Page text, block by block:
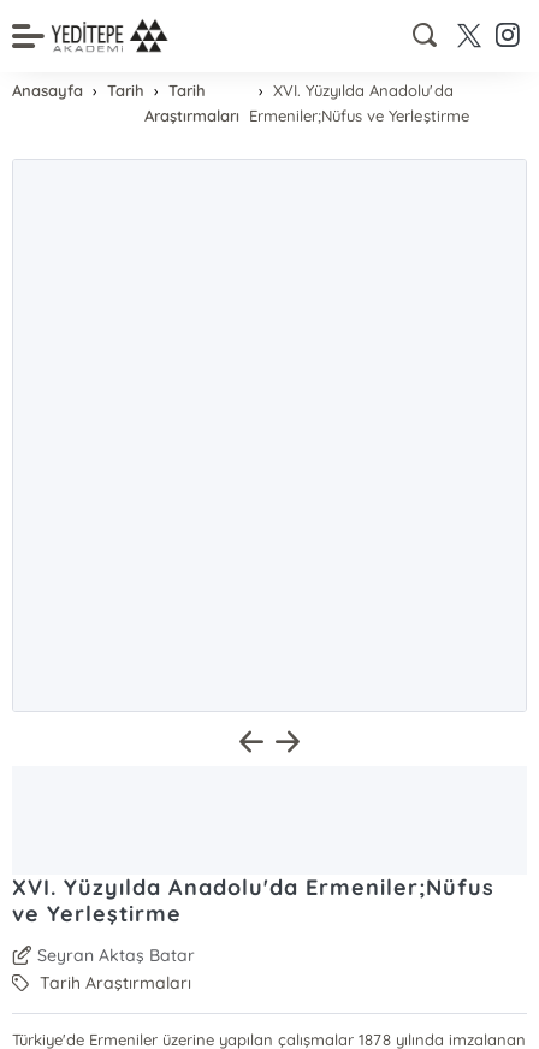
Anasayfa Tarih
Tarih
Araştırmaları
XVI. Yüzyılda Anadolu'da
Ermeniler;Nüfus ve Yerleştirme
XVI. Yüzyılda Anadolu'da Ermeniler;Nüfus
ve Yerleştirme
Seyran Aktaş Batar
Tarih Araştırmaları
Türkiye'de Ermeniler üzerine yapılan çalışmalar 1878 yılında imzalanan